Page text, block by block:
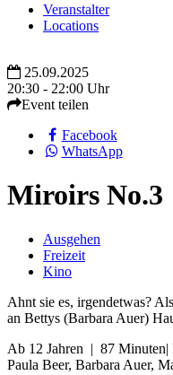
Veranstalter
Locations
25.09.2025
20:30 - 22:00 Uhr
Event teilen
Facebook
WhatsApp
Miroirs No.3
Ausgehen
Freizeit
Kino
Ahnt sie es, irgendetwas?
an Bettys (Barbara Auer)
Ab 12 Jahren | 87 Minuten|
Paula Beer, Barbara Auer,